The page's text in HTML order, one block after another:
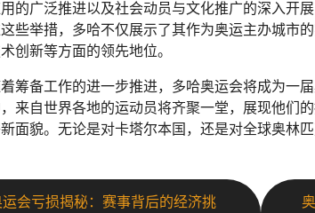
的广泛推进以及社会动员与文化推广的深入开
些举措，多哈不仅展示了其作为奥运主办城市
创新等方面的领先地位。
筹备工作的进一步推进，多哈奥运会将成为一
来自世界各地的运动员将齐聚一堂，展现他们
面貌。无论是对卡塔尔本国，还是对全球奥林
会亏损揭秘：赛事背后的经济挑